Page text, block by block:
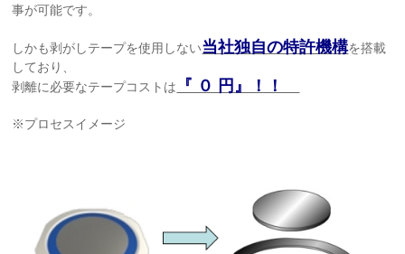
事が可能です。
しかも剥がしテープを使用しない当社独自の特許機構を搭載
しており、
剥離に必要なテープコストは
『 ０ 円』！！
※プロセスイメージ